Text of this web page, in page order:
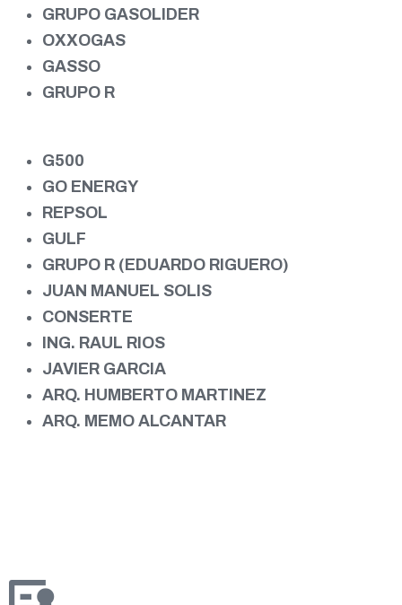
GRUPO GASOLIDER
OXXOGAS
GASSO
GRUPO R
G500
GO ENERGY
REPSOL
GULF
GRUPO R (EDUARDO RIGUERO)
JUAN MANUEL SOLIS
CONSERTE
ING. RAUL RIOS
JAVIER GARCIA
ARQ. HUMBERTO MARTINEZ
ARQ. MEMO ALCANTAR